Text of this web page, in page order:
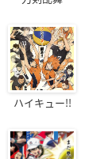
ハイキュー!!